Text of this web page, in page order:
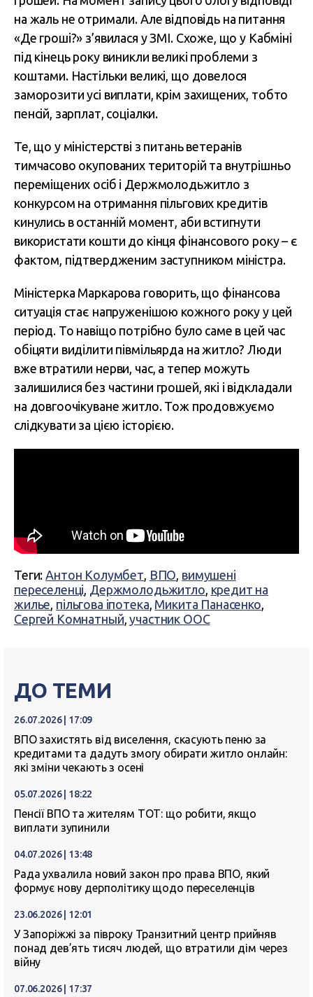
на жаль не отримали. Але відповідь на питання
«Де гроші?» з’явилася у ЗМІ. Схоже, що у Кабміні
під кінець року виникли великі проблеми з
коштами. Настільки великі, що довелося
заморозити усі виплати, крім захищених, тобто
пенсій, зарплат, соціалки.
Те, що у міністерстві з питань ветеранів
тимчасово окупованих територій та внутрішньо
переміщених осіб і Держмолодьжитло з
конкурсом на отримання пільгових кредитів
кинулись в останній момент, аби встигнути
використати кошти до кінця фінансового року – є
фактом, підтвердженим заступником міністра.
Міністерка Маркарова говорить, що фінансова
ситуація стає напруженішою кожного року у цей
період. То навіщо потрібно було саме в цей час
обіцяти виділити півмільярда на житло? Люди
вже втратили нерви, час, а тепер можуть
залишилися без частини грошей, які і відкладали
на довгоочікуване житло. Тож продовжуємо
слідкувати за цією історією.
Теги:Антон Колумбет, ВПО, вимушені
переселенці, Держмолодьжитло, кредит на
жилье, пільгова іпотека, Микита Панасенко,
Сергей Комнатный,участник ООС
ДО ТЕМИ
26.07.2026 | 17:09
ВПО захистять від виселення, скасують пеню за
кредитами та дадуть змогу обирати житло онлайн:
які зміни чекають з осені
05.07.2026 | 18:22
Пенсії ВПО та жителям ТОТ: що робити, якщо
виплати зупинили
04.07.2026 | 13:48
Рада ухвалила новий закон про права ВПО, який
формує нову дерполітику щодо переселенців
23.06.2026 | 12:01
У Запоріжжі за півроку Транзитний центр прийняв
понад дев’ять тисяч людей, що втратили дім через
війну
07.06.2026 | 17:37